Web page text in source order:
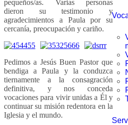
pequeños/as. Varias personas
dieron su testimonio y
agradecimientos a Paula por su
cercanía, preocupación y cariño.
Pedimos a Jesús Buen Pastor que
bendiga a Paula y la conduzca
tiernamente a la consagración
definitiva, y nos conceda
vocaciones para vivir unidas a Él y
continuar su misión redentora en la
Iglesia y el mundo.